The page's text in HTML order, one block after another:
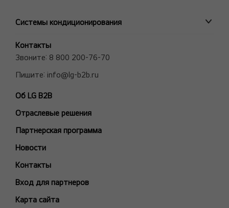
Системы кондиционирования
ПРОМЫШЛЕННЫЕ СИСТЕМЫ
MULTI V VRF системы
Полупромышленные сплит-системы
Холодильные Машины (Чиллеры)
Фанкойлы
Модели снятые с производства
БЫТОВЫЕ СПЛИТ-СИСТЕМЫ
ARTCOOL Mirror
ARTCOOL Objet Green
Контакты
Звоните: 8 800 200-76-70
Пишите: info@lg-b2b.ru
Об LG B2B
Отраслевые решения
Партнерская программа
Новости
Контакты
Вход для партнеров
Карта сайта